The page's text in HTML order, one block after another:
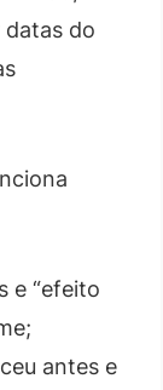
do
e “efeito
antes e